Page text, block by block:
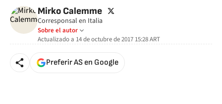
Mirko Calemme twitter
Corresponsal en Italia
Sobre el autor
Actualizado a 14 de octubre de 2017 15:28ART
Preferir AS en Google